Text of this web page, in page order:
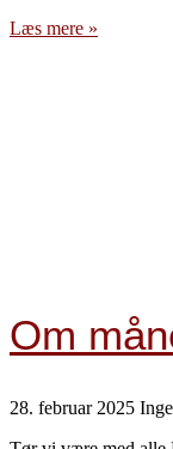
Læs mere »
Om
28. februar 2025